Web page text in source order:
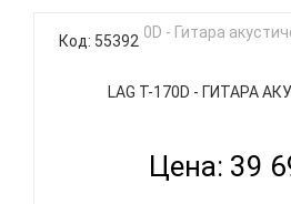
Код: 55392
LAG T-170D - ГИТАРА
Цена: 39